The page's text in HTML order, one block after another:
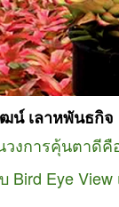
น์ เลาหพันธกิจ
วงการคุ้นตาดี
Bird Eye View